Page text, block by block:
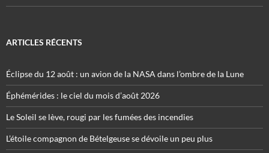
ARTICLES RÉCENTS
Éclipse du 12 août : un avion de la NASA dans l’ombre de la Lune
Éphémérides : le ciel du mois d’août 2026
Le Soleil se lève, rougi par les fumées des incendies
L’étoile compagnon de Bételgeuse se dévoile un peu plus